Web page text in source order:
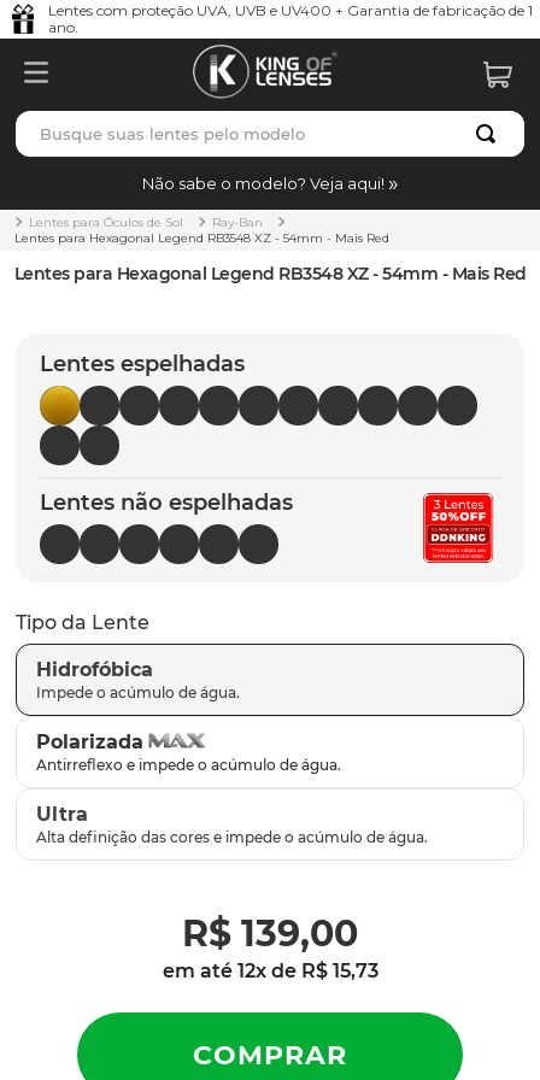
Lentes com proteção UVA, UVB e UV400 + Garantia de fabricação de 1
ano.
Busque suas lentes pelo modelo
Não sabe o modelo? Veja aqui!
Lentes para Óculos de Sol
Ray-Ban
Lentes para Hexagonal Legend RB3548 XZ - 54mm - Mais Red
Lentes para Hexagonal Legend RB3548 XZ - 54mm - Mais Red
Lentes espelhadas
Lentes não espelhadas
Tipo da Lente
Hidrofóbica
Polarizada
Ultra
R$ 139,00
em até 12x de R$ 15,73
TERMOS MAIS BUSCADOS
1º borrachas
º holbrook
5º chaves
6º t-shock
7º gasket
8º parafusos
9º latch